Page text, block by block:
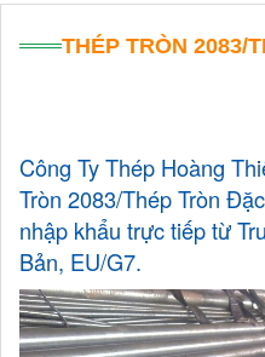
THÉP TRÒN 2083/
Công Ty Thép Hoàng
Tròn 2083/Thép Tròn
nhập khẩu trực tiếp từ
Bản, EU/G7.